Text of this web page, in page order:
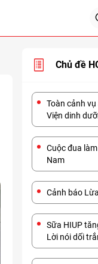
Chủ đề
Toàn cảnh
Viện dinh
Cuộc đua
Nam
Cảnh báo
Sữa HIUP
Lời nói dối